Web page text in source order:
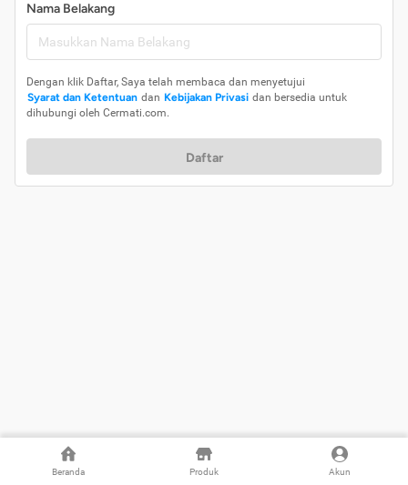
Beranda Produk Akun
Nama Belakang
Dengan klik Daftar, Saya telah membaca dan menyetujui
Syarat dan Ketentuan dan Kebijakan Privasi dan bersedia untuk
dihubungi oleh Cermati.com.
Daftar